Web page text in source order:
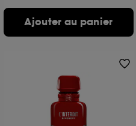
Ajouter au panier